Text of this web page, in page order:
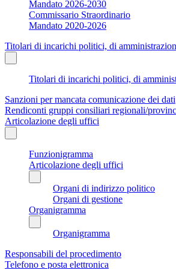
Mandato 2026-2030
Commissario Straordinario
Mandato 2020-2026
Titolari di incarichi politici, di
Titolari di incarichi politici, di
Sanzioni per mancata comunicazione dei dati
Rendiconti gruppi consiliari regionali/
Articolazione degli uffici
Funzionigramma
Articolazione degli uffici
Organi di indirizzo politico
Organi di gestione
Organigramma
Organigramma
Responsabili del procedimento
Telefono e posta elettronica